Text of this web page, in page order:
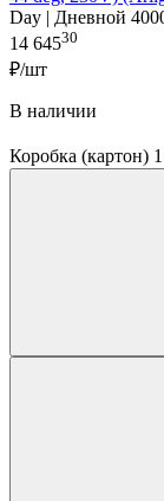
Day | Дневной
14 64530
₽/шт
В наличии
Коробка (картон)